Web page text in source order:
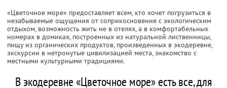
«Цветочное море» предоставляет всем, кто хочет погрузиться в
незабываемые ощущения от соприкосновения с экологическим
отдыхом, возможность жить не в отелях, а в комфортабельных
номерах в домиках, построенных из натуральной лиственницы,
пищу из органических продуктов, произведенных в экодеревне,
экскурсии в нетронутые цивилизацией места, знакомство с
местными культурными традициями.
В экодеревне «Цветочное море» есть все, для